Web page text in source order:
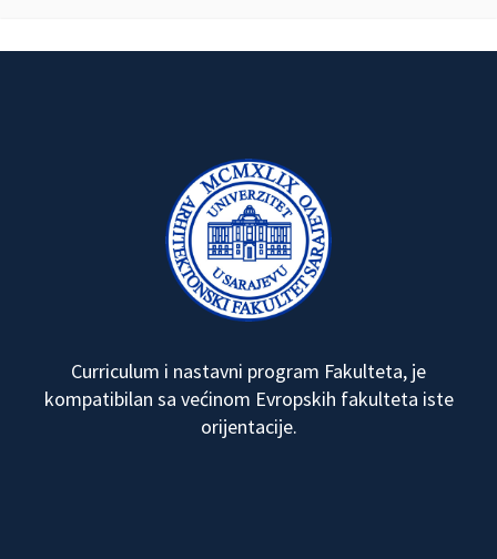
Curriculum i nastavni program Fakulteta, je
kompatibilan sa većinom Evropskih fakulteta iste
orijentacije.